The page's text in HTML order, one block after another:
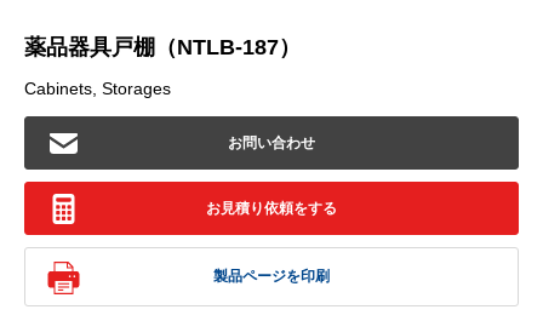
薬品器具戸棚（NTLB-187）
Cabinets, Storages
お問い合わせ
お見積り依頼をする
製品ページを印刷